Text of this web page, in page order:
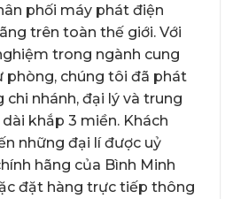
phối máy phát điện
trên toàn thế giới. Với
trong ngành cung
phòng, chúng tôi đã phát
nhánh, đại lý và trung
khắp 3 miền. Khách
những đại lí được uỷ
hãng của Bình Minh
đặt hàng trực tiếp thông